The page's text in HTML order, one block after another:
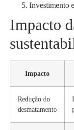
Investimento
Impacto
Impacto
Redução do
desmatamento